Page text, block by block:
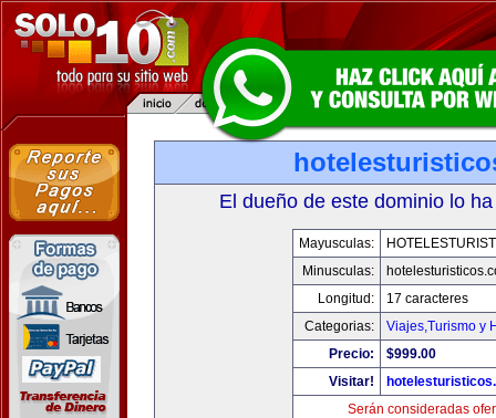
El dueño de este dominio lo
Mayusculas:
Minusculas:
Longitud:
17 caracteres
Categorias:
Viajes,Turismo y
Precio:
$999.00
Visitar!
Serán consideradas